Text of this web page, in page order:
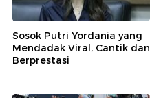
Sosok Putri Yordania yang
Mendadak Viral, Cantik dan
Berprestasi